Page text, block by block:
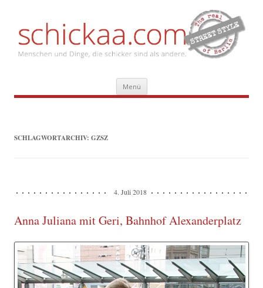
Menü Zum
Inhalt
springen
SCHLAGWORTARCHIV: GZSZ
4. Juli 2018
Anna Juliana mit Geri, Bahnhof Alexanderplatz